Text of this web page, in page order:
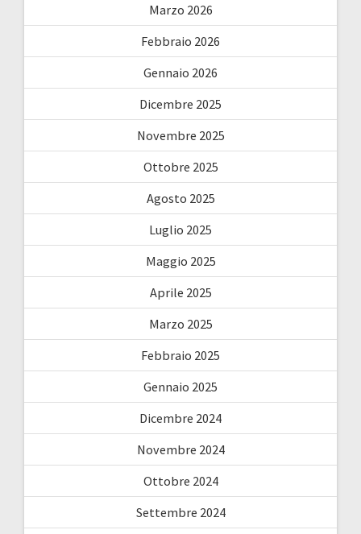
Marzo 2026
Febbraio 2026
Gennaio 2026
Dicembre 2025
Novembre 2025
Ottobre 2025
Agosto 2025
Luglio 2025
Maggio 2025
Aprile 2025
Marzo 2025
Febbraio 2025
Gennaio 2025
Dicembre 2024
Novembre 2024
Ottobre 2024
Settembre 2024